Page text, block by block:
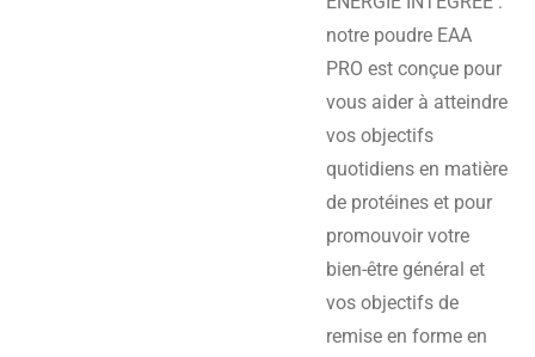
notre poudre EAA
PRO est conçue pour
vous aider à atteindre
vos objectifs
quotidiens en matière
de protéines et pour
promouvoir votre
bien-être général et
vos objectifs de
remise en forme en